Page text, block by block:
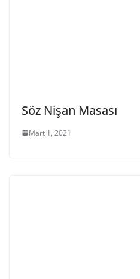
Söz Nişan Masası
Mart 1, 2021